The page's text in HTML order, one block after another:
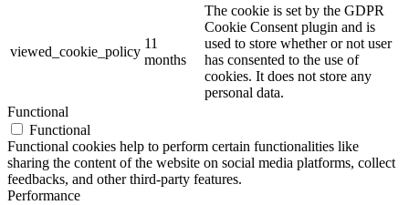
viewed_cookie_policy
11
months
The cookie is set by the GDPR
Cookie Consent plugin and is
used to store whether or not user
has consented to the use of
cookies. It does not store any
personal data.
Functional
Functional
Functional cookies help to perform certain functionalities like
sharing the content of the website on social media platforms, collect
feedbacks, and other third-party features.
Performance